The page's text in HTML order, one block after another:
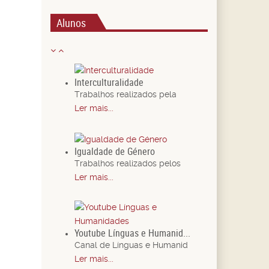
Alunos
Interculturalidade
Trabalhos realizados pela
Ler mais...
Igualdade de Género
Trabalhos realizados pelos
Ler mais...
Youtube Línguas e Humanid...
Canal de Línguas e Humanid
Ler mais...